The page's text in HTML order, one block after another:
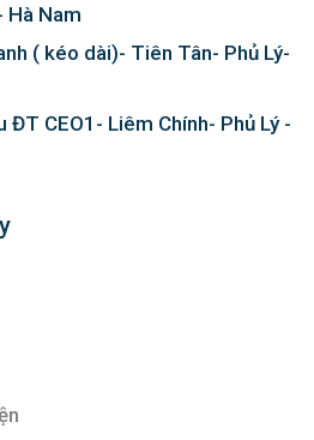
Hà Nam
( kéo dài)- Tiên Tân- Phủ Lý-
ĐT CEO1- Liêm Chính- Phủ Lý -